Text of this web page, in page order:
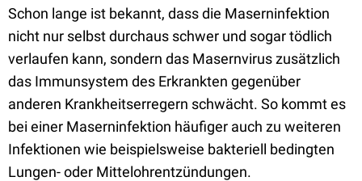
Schon lange ist bekannt, dass die Maserninfektion
nicht nur selbst durchaus schwer und sogar tödlich
verlaufen kann, sondern das Masernvirus zusätzlich
das Immunsystem des Erkrankten gegenüber
anderen Krankheitserregern schwächt. So kommt es
bei einer Maserninfektion häufiger auch zu weiteren
Infektionen wie beispielsweise bakteriell bedingten
Lungen- oder Mittelohrentzündungen.